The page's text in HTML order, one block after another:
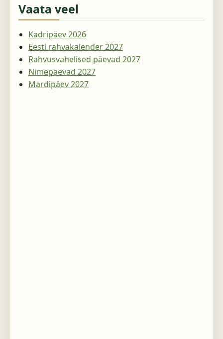
Vaata veel
Kadripäev 2026
Eesti rahvakalender 2027
Rahvusvahelised päevad 2027
Nimepäevad 2027
Mardipäev 2027